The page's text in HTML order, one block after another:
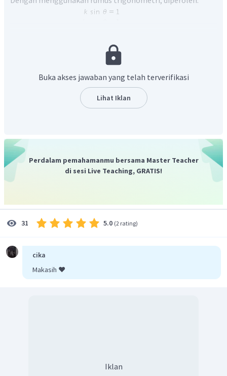
(komponen
Buka akses jawaban yang telah terverifikasi
Lihat Iklan
Perdalam pemahamanmu bersama Master Teacher
di sesi Live Teaching, GRATIS!
31 5.0 (2 rating)
cika
Makasih ❤️
Iklan